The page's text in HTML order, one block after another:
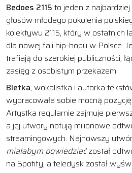
Bedoes 2115 to jeden z
głosów młodego pokolenia
kolektywu 2115, który w ostatnich
dla nowej fali hip-hopu w Polsce.
trafiają do szerokiej publiczności,
zasięg z osobistym przekazem.
Bletka, wokalistka i autorka
wypracowała sobie mocną
Artystka regularnie zajmuje
a jej utwory notują milionowe
streamingowych. Najnowszy
miałabym powiedziećzostał
na Spotify, a teledysk został